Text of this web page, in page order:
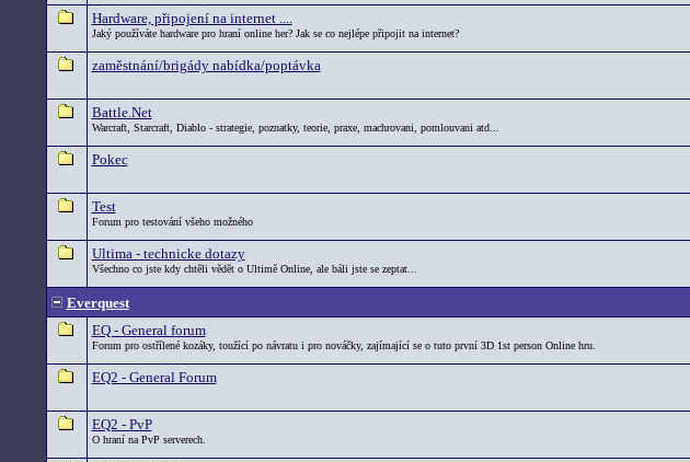
Hardware, připojení na internet ....
Jaký používáte hardware pro hraní online her? Jak se co nejlépe připojit na internet?
zaměstnání/brigády nabídka/poptávka
Battle.Net
Warcraft, Starcraft, Diablo - strategie, poznatky, teorie, praxe, machrovani, pomlouvani atd...
Pokec
Test
Forum pro testování všeho možného
Ultima - technicke dotazy
Všechno co jste kdy chtěli vědět o Ultimě Online, ale báli jste se zeptat...
Everquest
EQ - General forum
Forum pro ostřílené kozáky, toužící po návratu i pro nováčky, zajímající se o tuto první 3D 1st person Online hru.
EQ2 - General Forum
EQ2 - PvP
O hraní na PvP serverech.